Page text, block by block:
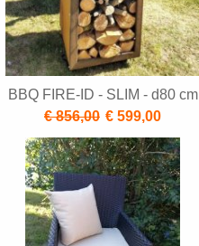
BBQ FIRE-ID - SLIM - d80 cm
€ 856,00 € 599,00